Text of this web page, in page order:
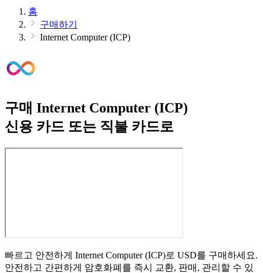
홈
구매하기
Internet Computer (ICP)
구매 Internet Computer (ICP)
신용 카드 또는 직불 카드로
빠르고 안전하게 Internet Computer (ICP)로 USD를 구매하세요.
안전하고 간편하게 암호화폐를 즉시 교환, 판매, 관리할 수 있